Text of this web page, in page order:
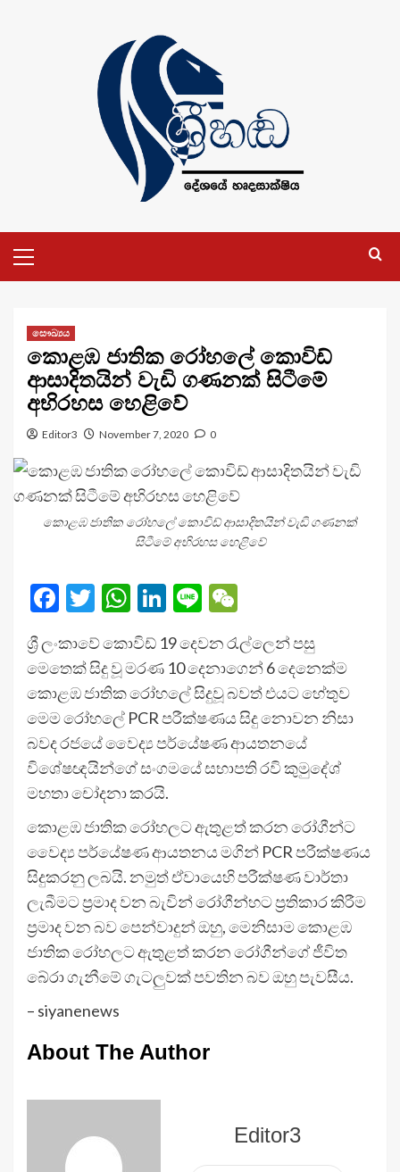
Menu
සෞඛ්‍යය
කොළඹ ජාතික රෝහලේ කොවිඩ්
ආසාදිතයින් වැඩි ගණනක් සිටීමේ
අභිරහස හෙළිවේ
Editor3 November 7, 2020 0
කොළඹ ජාතික රෝහලේ කොවිඩ් ආසාදිතයින් වැඩි ගණනක්
සිටීමේ අභිරහස හෙළිවේ
Facebook
Twitter
WhatsApp
LinkedIn
Line
ශ්‍රී ලංකාවේ කොවිඩ් 19 දෙවන රැල්ලෙන් පසු
මෙතෙක් සිදු වූ මරණ 10 දෙනාගෙන් 6 දෙනෙක්ම
කොළඹ ජාතික රෝහලේ සිදුවූ බවත් එයට හේතුව
මෙම රෝහලේ PCR පරීක්ෂණය සිදු නොවන නිසා
බවද රජයේ වෛද්‍ය පර්යේෂණ ආයතනයේ
විශේෂඥයින්ගේ සංගමයේ සභාපති රවි කුමුදේශ්
මහතා චෝදනා කරයි.
කොළඹ ජාතික රෝහලට ඇතුළත් කරන රෝගීන්ට
වෛද්‍ය පර්යේෂණ ආයතනය මගින් PCR පරීක්ෂණය
සිදුකරනු ලබයි. නමුත් ඒවායෙහි පරීක්ෂණ වාර්තා
ලැබීමට ප්‍රමාද වන බැවින් රෝගීන්හට ප්‍රතිකාර කිරීම
ප්‍රමාද වන බව පෙන්වාදුන් ඔහු, මෙනිසාම කොළඹ
ජාතික රෝහලට ඇතුළත් කරන රෝගීන්ගේ ජීවිත
බේරා ගැනීමේ ගැටලුවක් පවතින බව ඔහු පැවසීය.
– siyanenews
About The Author
Editor3